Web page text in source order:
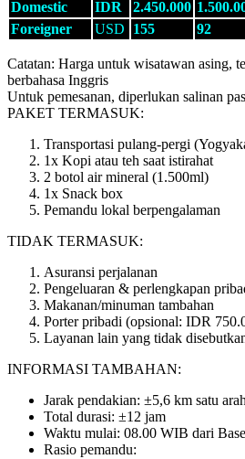
Domestic IDR 2.450.000
Foreigner
USD 155 92
Catatan: Harga untuk wisatawan asing,
berbahasa Inggris
Untuk pemesanan, diperlukan salinan
PAKET TERMASUK:
Transportasi pulang-pergi
1x Kopi atau teh saat istirahat
2 botol air mineral (1.500ml)
1x Snack box
Pemandu lokal berpengalaman
TIDAK TERMASUK:
Asuransi perjalanan
Pengeluaran & perlengkapan
Makanan/minuman tambahan
Porter pribadi (opsional: IDR
Layanan lain yang tidak
INFORMASI TAMBAHAN:
Jarak pendakian: ±5,6 km satu arah
Total durasi: ±12 jam
Waktu mulai: 08.00 WIB dari
Rasio pemandu: